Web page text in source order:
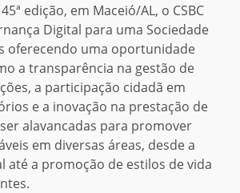
edição, em Maceió/AL, o CSBC
Digital para uma Sociedade
oferecendo uma oportunidade
a transparência na gestão de
a participação cidadã em
e a inovação na prestação de
alavancadas para promover
em diversas áreas, desde a
até a promoção de estilos de vida